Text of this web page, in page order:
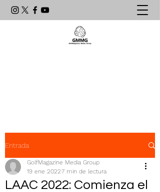
Entrada
LAAC 2022: Comienza el
GolfMagazine Media Group
19 ene 20227 min de lectura